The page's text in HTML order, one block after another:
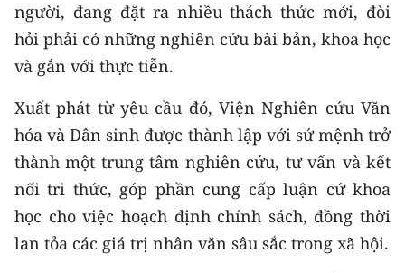
Bắc Trung Bộ
Duyên hải Nam Trung Bộ và Tây
Đông Nam Bộ
Đồng bằng sông Cửu Long
Chuyên trang Hà Nội
Chuyên trang TP. Hồ Chí Minh
người, đang đặt ra nhiều thách thức mới, đòi
hỏi phải có những nghiên cứu bài bản, khoa học
và gắn với thực tiễn.
Xuất phát từ yêu cầu đó, Viện Nghiên cứu Văn
hóa và Dân sinh được thành lập với sứ mệnh trở
thành một trung tâm nghiên cứu, tư vấn và kết
nối tri thức, góp phần cung cấp luận cứ khoa
học cho việc hoạch định chính sách, đồng thời
lan tỏa các giá trị nhân văn sâu sắc trong xã hội.